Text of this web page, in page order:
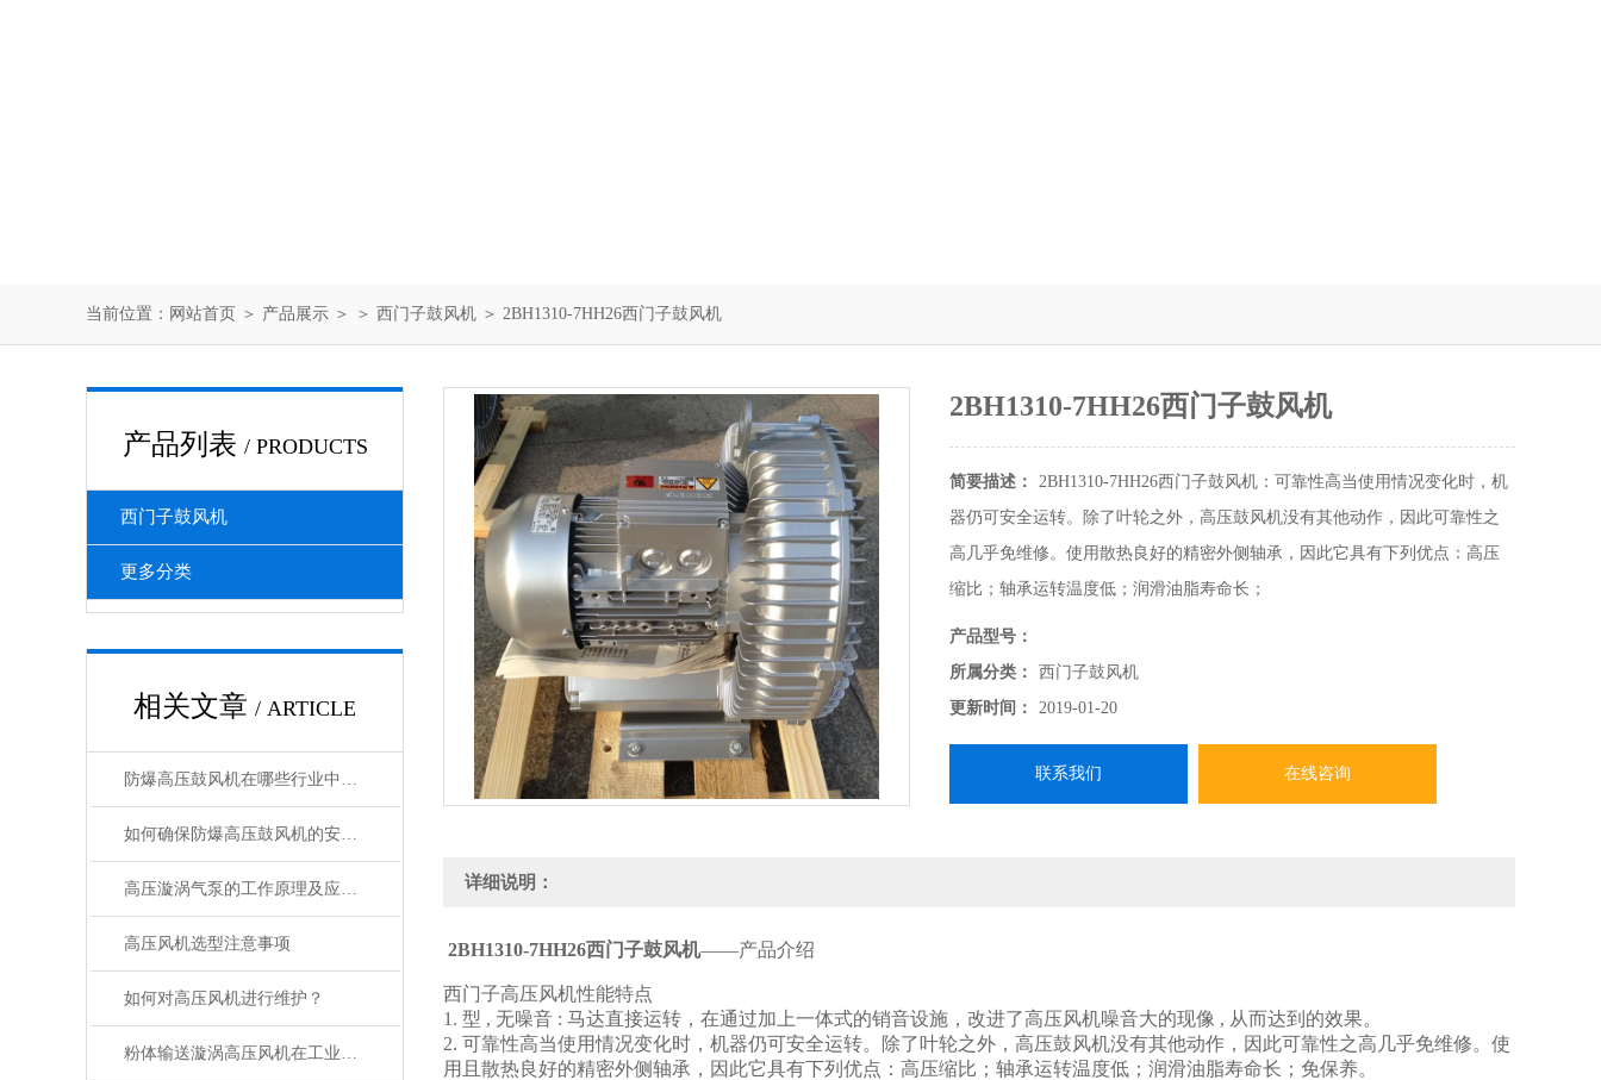
当前位置： 网站首页 ＞ 产品展示 ＞ ＞ 西门子鼓风机 ＞ 2BH1310-7HH26西门子鼓风机
产品列表 / PRODUCTS
西门子鼓风机
更多分类
相关文章 / ARTICLE
防爆高压鼓风机在哪些行业中有广泛应用？
如何确保防爆高压鼓风机的安全运行？
高压漩涡气泵的工作原理及应用介绍
高压风机选型注意事项
如何对高压风机进行维护？
粉体输送漩涡高压风机在工业中的应用
2BH1310-7HH26西门子鼓风机
简要描述：
2BH1310-7HH26西门子鼓风机：可靠性高当使用情况变化时，机
器仍可安全运转。除了叶轮之外，高压鼓风机没有其他动作，因此可靠性之
高几乎免维修。使用散热良好的精密外侧轴承，因此它具有下列优点：高压
缩比；轴承运转温度低；润滑油脂寿命长；
产品型号：
所属分类：
西门子鼓风机
更新时间：
2019-01-20
联系我们 在线咨询
详细说明：
2BH1310-7HH26西门子鼓风机——产品介绍
西门子高压风机性能特点
1. 型 , 无噪音 : 马达直接运转，在通过加上一体式的销音设施，改进了高压风机噪音大的现像 , 从而达到的效果。
2. 可靠性高当使用情况变化时，机器仍可安全运转。除了叶轮之外，高压鼓风机没有其他动作，因此可靠性之高几乎免维修。使
用且散热良好的精密外侧轴承，因此它具有下列优点：高压缩比；轴承运转温度低；润滑油脂寿命长；免保养。